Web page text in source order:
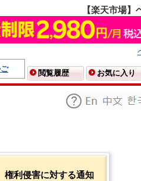
【楽天市場
閲覧履歴 お気に入り
権利侵害に対する通知